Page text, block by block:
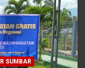
SUMBAR